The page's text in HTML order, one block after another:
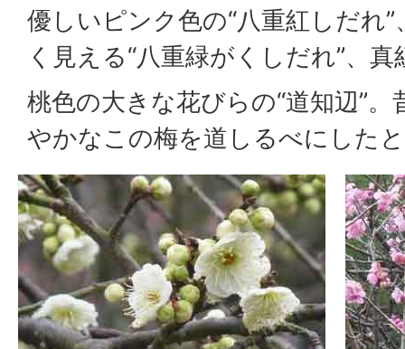
優しいピンク色の“八重紅しだれ
く見える“八重緑がくしだれ”、
桃色の大きな花びらの“道知辺”
やかなこの梅を道しるべにした